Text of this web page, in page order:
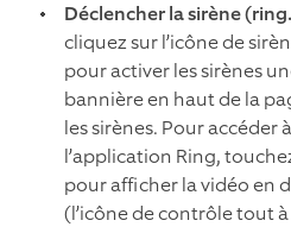
Déclencher la sirène
cliquez sur l’icône de
pour activer les sirènes
bannière en haut de la
les sirènes. Pour accéder
l’application Ring,
pour afficher la vidéo en
(l’icône de contrôle tout